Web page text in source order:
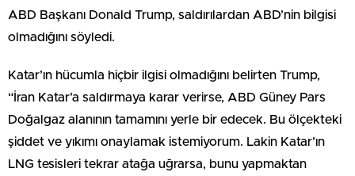
ABD Başkanı Donald Trump, saldırılardan ABD’nin bilgisi
olmadığını söyledi.
Katar’ın hücumla hiçbir ilgisi olmadığını belirten Trump,
“İran Katar’a saldırmaya karar verirse, ABD Güney Pars
Doğalgaz alanının tamamını yerle bir edecek. Bu ölçekteki
şiddet ve yıkımı onaylamak istemiyorum. Lakin Katar’ın
LNG tesisleri tekrar atağa uğrarsa, bunu yapmaktan